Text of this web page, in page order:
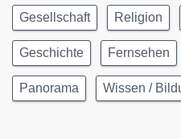
Gesellschaft Religion
Geschichte Fernsehen
Panorama Wissen /